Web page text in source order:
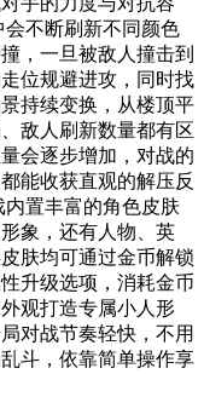
不断刷新不同颜色
，一旦被敌人撞击到
位规避进攻，同时找
持续变换，从楼顶平
敌人刷新数量都有区
会逐步增加，对战的
能收获直观的解压反
置丰富的角色皮肤
象，还有人物、英
肤均可通过金币解锁
升级选项，消耗金币
观打造专属小人形
对战节奏轻快，不用
斗，依靠简单操作享